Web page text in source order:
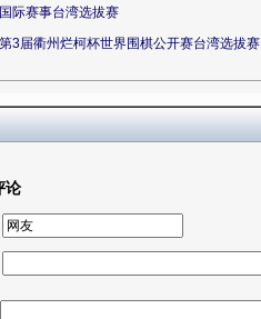
国际赛事台湾选拔赛
第3届衢州烂柯杯世界围棋公开赛台湾选拔赛
论